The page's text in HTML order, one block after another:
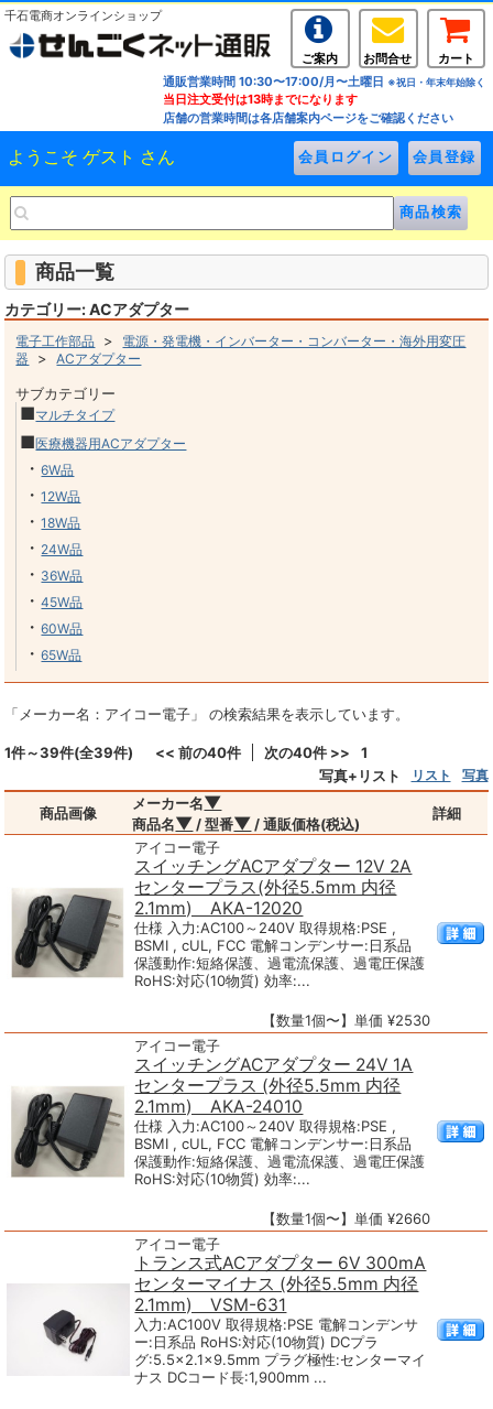
千石電商オンラインショップ
ご案内 お問合せ
カート
通販営業時間 10:30〜17:00/月〜土曜日 ※祝日・年末年始除く
当日注文受付は13時までになります
店舗の営業時間は各店舗案内ページをご確認ください
ようこそ ゲスト さん
商品一覧
カテゴリー: ACアダプター
電子工作部品 > 電源・発電機・インバーター・コンバーター・海外用変圧
器 >ACアダプター
サブカテゴリー
■マルチタイプ
■医療機器用ACアダプター
・6W品
・12W品
・18W品
・ 24W品
・ 36W品
・45W品
・60W品
・65W品
「メーカー名：アイコー電子」 の検索結果を表示しています。
1件～39件(全39件) << 前の40件 次の40件 >>
1
写真+リスト
リスト 写真
商品画像
メーカー名▼
商品名▼ / 型番▼ / 通販価格(税込)
詳細
アイコー電子
スイッチングACアダプター 12V 2A
センタープラス(外径5.5mm 内径
2.1mm) AKA-12020
仕様 入力:AC100～240V 取得規格:PSE ,
BSMI , cUL, FCC 電解コンデンサー:日系品
保護動作:短絡保護、過電流保護、過電圧保護
RoHS:対応(10物質) 効率:...
【数量1個〜】単価 ¥2530
アイコー電子
スイッチングACアダプター 24V 1A
センタープラス (外径5.5mm 内径
2.1mm) AKA-24010
仕様 入力:AC100～240V 取得規格:PSE ,
BSMI , cUL, FCC 電解コンデンサー:日系品
保護動作:短絡保護、過電流保護、過電圧保護
RoHS:対応(10物質) 効率:...
【数量1個〜】単価 ¥2660
アイコー電子
トランス式ACアダプター 6V 300mA
センターマイナス (外径5.5mm 内径
2.1mm) VSM-631
入力:AC100V 取得規格:PSE 電解コンデンサ
ー:日系品 RoHS:対応(10物質) DCプラ
グ:5.5×2.1×9.5mm プラグ極性:センターマイ
ナス DCコード長:1,900mm ...